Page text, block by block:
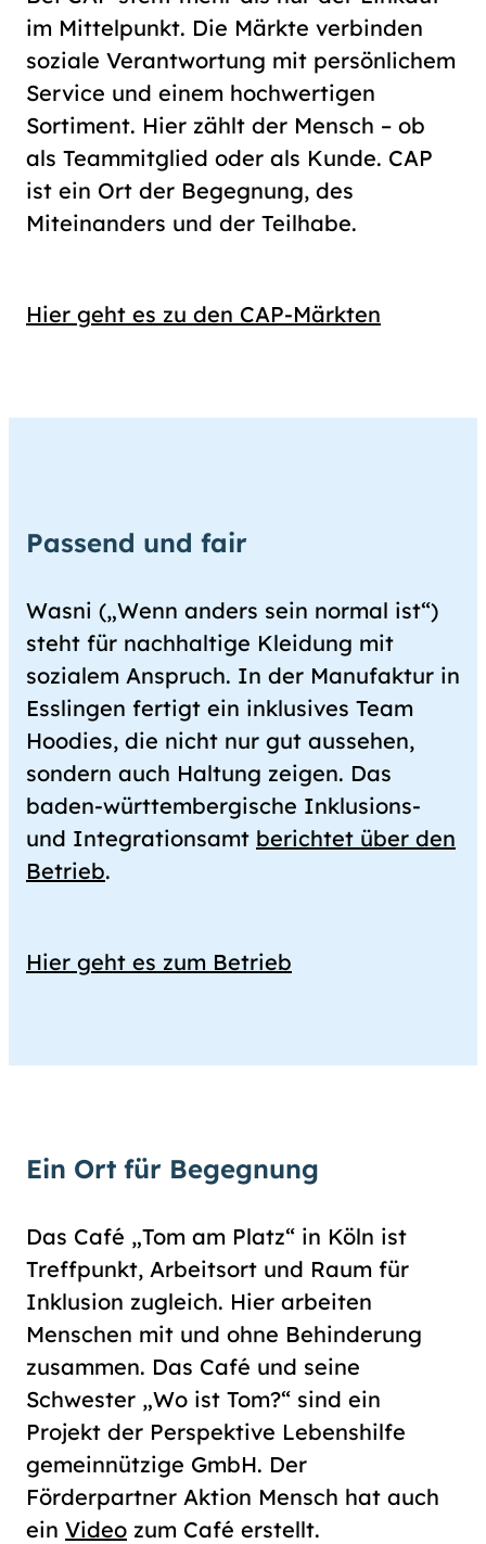
im Mittelpunkt. Die Märkte verbinden
soziale Verantwortung mit persönlichem
Service und einem hochwertigen
Sortiment. Hier zählt der Mensch – ob
als Teammitglied oder als Kunde. CAP
ist ein Ort der Begegnung, des
Miteinanders und der Teilhabe.
Hier geht es zu den CAP-Märkten
Passend und fair
Wasni („Wenn anders sein normal ist“)
steht für nachhaltige Kleidung mit
sozialem Anspruch. In der Manufaktur in
Esslingen fertigt ein inklusives Team
Hoodies, die nicht nur gut aussehen,
sondern auch Haltung zeigen. Das
baden-württembergische Inklusions-
und Integrationsamt berichtet über den
Betrieb.
Hier geht es zum Betrieb
Ein Ort für Begegnung
Das Café „Tom am Platz“ in Köln ist
Treffpunkt, Arbeitsort und Raum für
Inklusion zugleich. Hier arbeiten
Menschen mit und ohne Behinderung
zusammen. Das Café und seine
Schwester „Wo ist Tom?“ sind ein
Projekt der Perspektive Lebenshilfe
gemeinnützige GmbH. Der
Förderpartner Aktion Mensch hat auch
ein Video zum Café erstellt.